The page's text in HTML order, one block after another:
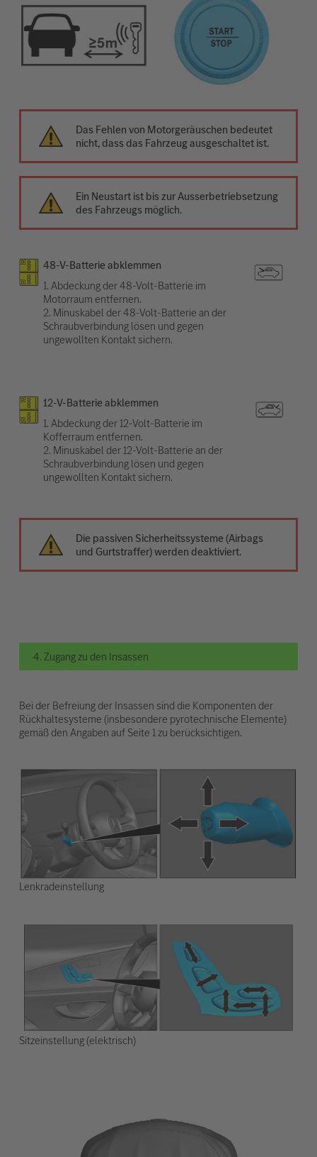
Das Fehlen von Motorgeräuschen bedeutet
nicht, dass das Fahrzeug ausgeschaltet ist.
Ein Neustart ist bis zur Ausserbetriebsetzung
des Fahrzeugs möglich.
48-V-Batterie abklemmen
1. Abdeckung der 48-Volt-Batterie im
Motorraum entfernen.
2. Minuskabel der 48-Volt-Batterie an der
Schraubverbindung lösen und gegen
ungewollten Kontakt sichern.
12-V-Batterie abklemmen
1. Abdeckung der 12-Volt-Batterie im
Kofferraum entfernen.
2. Minuskabel der 12-Volt-Batterie an der
Schraubverbindung lösen und gegen
ungewollten Kontakt sichern.
Die passiven Sicherheitssysteme (Airbags
und Gurtstraffer) werden deaktiviert.
4. Zugang zu den Insassen
Bei der Befreiung der Insassen sind die Komponenten der
Rückhaltesysteme (insbesondere pyrotechnische Elemente)
gemäß den Angaben auf Seite 1 zu berücksichtigen.
Lenkradeinstellung
Sitzeinstellung (elektrisch)